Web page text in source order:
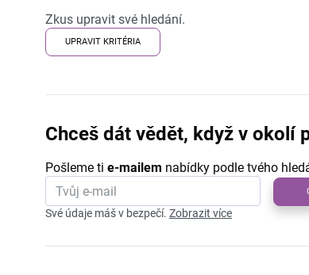
Zkus upravit své hledání.
UPRAVIT KRITÉRIA
Chceš dát vědět, když v okolí
Pošleme ti e-mailem nabídky podle tvého
Své údaje máš v bezpečí. Zobrazit více